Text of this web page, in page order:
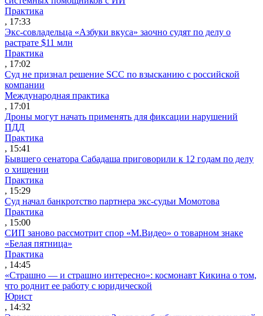
Практика
, 17:33
Экс-совладельца «Азбуки вкуса» заочно судят по делу о
растрате $11 млн
Практика
, 17:02
Суд не признал решение SCC по взысканию с российской
компании
Международная практика
, 17:01
Дроны могут начать применять для фиксации нарушений
ПДД
Практика
, 15:41
Бывшего сенатора Сабадаша приговорили к 12 годам по делу
о хищении
Практика
, 15:29
Суд начал банкротство партнера экс-судьи Момотова
Практика
, 15:00
СИП заново рассмотрит спор «М.Видео» о товарном знаке
«Белая пятница»
Практика
, 14:45
«Страшно — и страшно интересно»: космонавт Кикина о том,
что роднит ее работу с юридической
Юрист
, 14:32